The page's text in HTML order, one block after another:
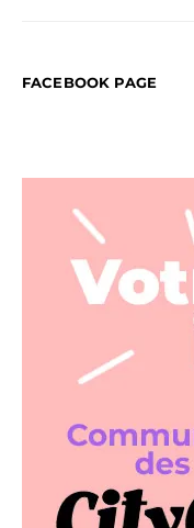
FACEBOOK PAGE